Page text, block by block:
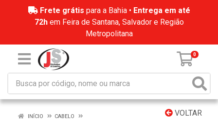
Frete grátis para a Bahia • Entrega em até
72hem Feira de Santana, Salvador e Região
Metropolitana
0
VOLTAR
INÍCIO
CABELO